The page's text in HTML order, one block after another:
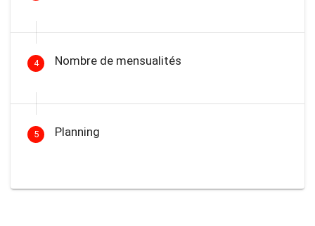
4 Nombre de mensualités
5 Planning